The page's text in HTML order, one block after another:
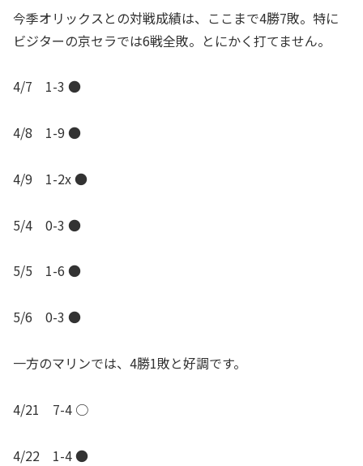
今季オリックスとの対戦成績は、ここまで4勝7敗。特に
ビジターの京セラでは6戦全敗。とにかく打てません。
4/7 1-3 ●
4/8 1-9 ●
4/9 1-2x ●
5/4 0-3 ●
5/5 1-6 ●
5/6 0-3 ●
一方のマリンでは、4勝1敗と好調です。
4/21 7-4 ○
4/22 1-4 ●